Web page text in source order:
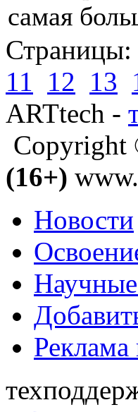
самая
Страницы:
11
12 13
ARTtech -
Copyright
(16+)
Новости
Реклама